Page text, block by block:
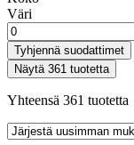
Väri
Tyhjennä suodattimet
Näytä 361 tuotetta
Yhteensä 361 tuotetta